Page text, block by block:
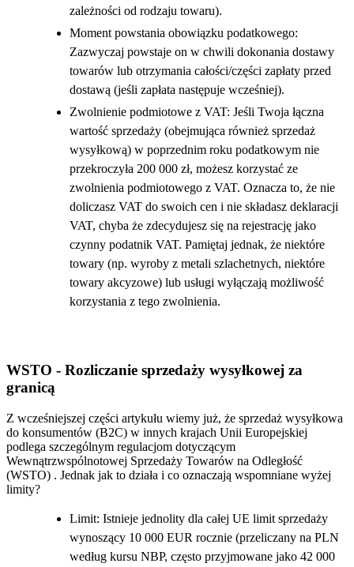
zależności od rodzaju towaru).
Moment powstania obowiązku podatkowego:
Zazwyczaj powstaje on w chwili dokonania dostawy
towarów lub otrzymania całości/części zapłaty przed
dostawą (jeśli zapłata następuje wcześniej).
Zwolnienie podmiotowe z VAT: Jeśli Twoja łączna
wartość sprzedaży (obejmująca również sprzedaż
wysyłkową) w poprzednim roku podatkowym nie
przekroczyła 200 000 zł, możesz korzystać ze
zwolnienia podmiotowego z VAT. Oznacza to, że nie
doliczasz VAT do swoich cen i nie składasz deklaracji
VAT, chyba że zdecydujesz się na rejestrację jako
czynny podatnik VAT. Pamiętaj jednak, że niektóre
towary (np. wyroby z metali szlachetnych, niektóre
towary akcyzowe) lub usługi wyłączają możliwość
korzystania z tego zwolnienia.
WSTO - Rozliczanie sprzedaży wysyłkowej za
granicą
Z wcześniejszej części artykułu wiemy już, że sprzedaż wysyłkowa
do konsumentów (B2C) w innych krajach Unii Europejskiej
podlega szczególnym regulacjom dotyczącym
Wewnątrzwspólnotowej Sprzedaży Towarów na Odległość
(WSTO) . Jednak jak to działa i co oznaczają wspomniane wyżej
limity?
Limit: Istnieje jednolity dla całej UE limit sprzedaży
wynoszący 10 000 EUR rocznie (przeliczany na PLN
według kursu NBP, często przyjmowane jako 42 000